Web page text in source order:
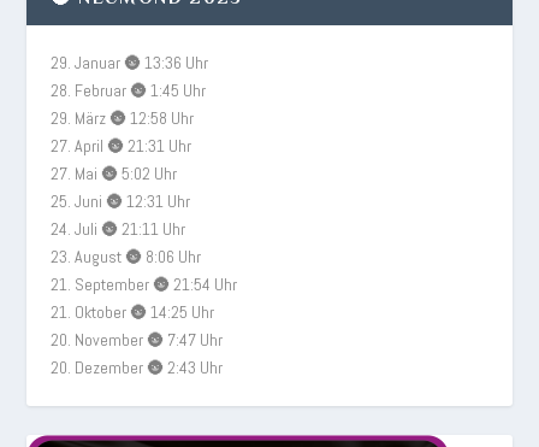
29. Januar 🌚 13:36 Uhr
28. Februar 🌚 1:45 Uhr
29. März 🌚 12:58 Uhr
27. April 🌚 21:31 Uhr
27. Mai 🌚 5:02 Uhr
25. Juni 🌚 12:31 Uhr
24. Juli 🌚 21:11 Uhr
23. August 🌚 8:06 Uhr
21. September 🌚 21:54 Uhr
21. Oktober 🌚 14:25 Uhr
20. November 🌚 7:47 Uhr
20. Dezember 🌚 2:43 Uhr